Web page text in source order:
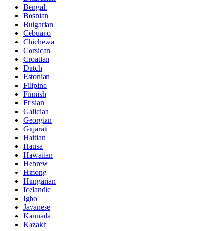
Bengali
Bosnian
Bulgarian
Cebuano
Chichewa
Corsican
Croatian
Dutch
Estonian
Filipino
Finnish
Frisian
Galician
Georgian
Gujarati
Haitian
Hausa
Hawaiian
Hebrew
Hmong
Hungarian
Icelandic
Igbo
Javanese
Kannada
Kazakh